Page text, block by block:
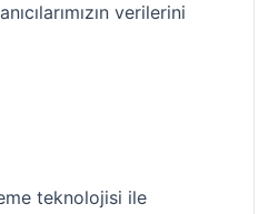
verilerini
teknolojisi ile